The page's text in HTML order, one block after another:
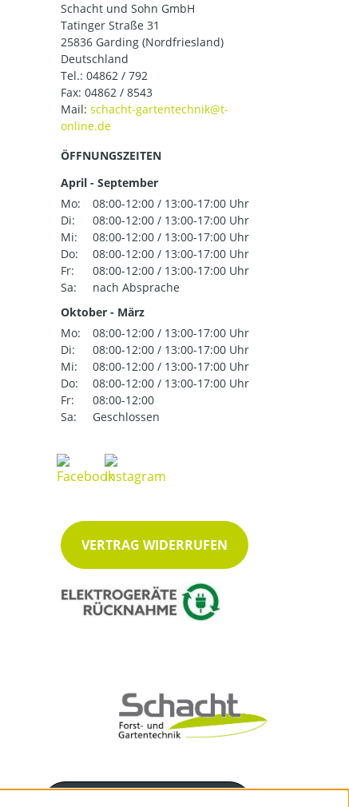
Schacht und Sohn GmbH
Tatinger Straße 31
25836 Garding (Nordfriesland)
Deutschland
Tel.: 04862 / 792
Fax: 04862 / 8543
Mail:
ÖFFNUNGSZEITEN
April - September
Mo:
08:00-12:00 / 13:00-17:00 Uhr
Di:
08:00-12:00 / 13:00-17:00 Uhr
Mi:
08:00-12:00 / 13:00-17:00 Uhr
Do:
08:00-12:00 / 13:00-17:00 Uhr
Fr:
08:00-12:00 / 13:00-17:00 Uhr
Sa:
nach Absprache
Oktober - März
Mo:
08:00-12:00 / 13:00-17:00 Uhr
Di:
08:00-12:00 / 13:00-17:00 Uhr
Mi:
08:00-12:00 / 13:00-17:00 Uhr
Do:
08:00-12:00 / 13:00-17:00 Uhr
Fr:
08:00-12:00
Sa:
Geschlossen
VERTRAG WIDERRUFEN